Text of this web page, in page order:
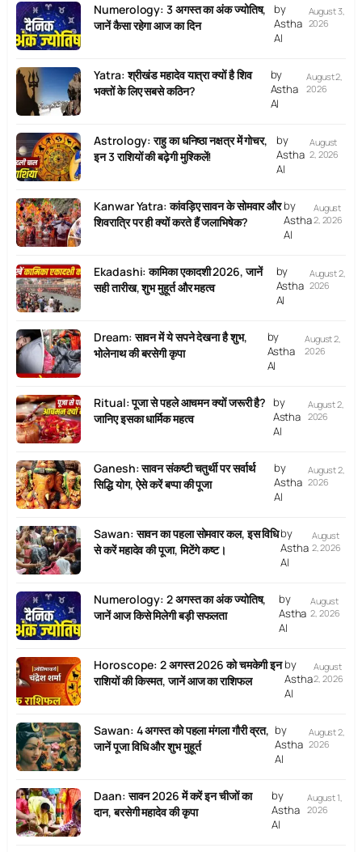
Numerology: 3 अगस्त का अंक ज्योतिष,
जानें कैसा रहेगा आज का दिन
by
Astha
AI
August 3,
2026
Yatra: श्रीखंड महादेव यात्रा क्यों है शिव
भक्तों के लिए सबसे कठिन?
by
Astha
AI
August 2,
2026
Astrology: राहु का धनिष्ठा नक्षत्र में गोचर,
इन 3 राशियों की बढ़ेगी मुश्किलें!
by
Astha
AI
August
2, 2026
Kanwar Yatra: कांवड़िए सावन के सोमवार और
शिवरात्रि पर ही क्यों करते हैं जलाभिषेक?
by
Astha
AI
August
2, 2026
Ekadashi: कामिका एकादशी 2026, जानें
सही तारीख, शुभ मुहूर्त और महत्व
by
Astha
AI
August 2,
2026
Dream: सावन में ये सपने देखना है शुभ,
भोलेनाथ की बरसेगी कृपा
by
Astha
AI
August 2,
2026
Ritual: पूजा से पहले आचमन क्यों जरूरी है?
जानिए इसका धार्मिक महत्व
by
Astha
AI
August 2,
2026
Ganesh: सावन संकष्टी चतुर्थी पर सर्वार्थ
सिद्धि योग, ऐसे करें बप्पा की पूजा
by
Astha
AI
August 2,
2026
Sawan: सावन का पहला सोमवार कल, इस विधि
से करें महादेव की पूजा, मिटेंगे कष्ट।
by
Astha
AI
August
2, 2026
Numerology: 2 अगस्त का अंक ज्योतिष,
जानें आज किसे मिलेगी बड़ी सफलता
by
Astha
AI
August
2, 2026
Horoscope: 2 अगस्त 2026 को चमकेगी इन
राशियों की किस्मत, जानें आज का राशिफल
by
Astha
AI
August
2, 2026
Sawan: 4 अगस्त को पहला मंगला गौरी व्रत,
जानें पूजा विधि और शुभ मुहूर्त
by
Astha
AI
August 2,
2026
Daan: सावन 2026 में करें इन चीजों का
दान, बरसेगी महादेव की कृपा
by
Astha
AI
August 1,
2026